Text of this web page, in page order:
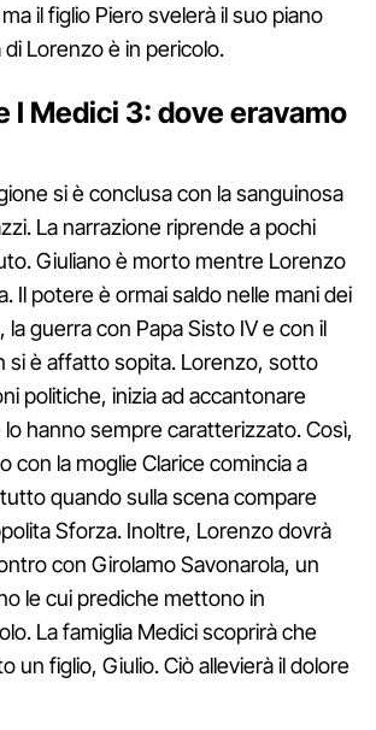
il figlio Piero svelerà il suo piano
di Lorenzo è in pericolo.
I Medici 3: dove eravamo
si è conclusa con la sanguinosa
La narrazione riprende a pochi
Giuliano è morto mentre Lorenzo
Il potere è ormai saldo nelle mani dei
la guerra con Papa Sisto IV e con il
si è affatto sopita. Lorenzo, sotto
politiche, inizia ad accantonare
lo hanno sempre caratterizzato. Così,
con la moglie Clarice comincia a
quando sulla scena compare
Sforza. Inoltre, Lorenzo dovrà
con Girolamo Savonarola, un
le cui prediche mettono in
La famiglia Medici scoprirà che
un figlio, Giulio. Ciò allevierà il dolore